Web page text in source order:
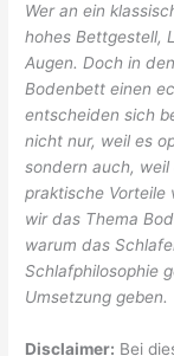
Wer an ein
hohes Bettgestell,
Augen. Doch in
Bodenbett einen
entscheiden sich
nicht nur, weil es
sondern auch,
praktische Vorteile
wir das Thema
warum das
Schlafphilosophie
Umsetzung geben.
Disclaimer: Bei